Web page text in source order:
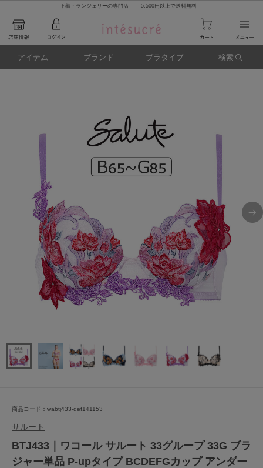
下着・ランジェリーの専門店 - 5,500円以上で送料無料 -
アイテム ブランド ブラタイプ 検索
商品コード：wabtj433-def141153
サルート
BTJ433｜ワコール サルート 33グループ 33G ブラ
ジャー単品 P-upタイプ BCDEFGカップ アンダー